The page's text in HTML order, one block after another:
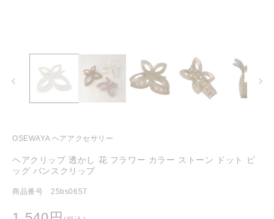
OSEWAYA ヘアアクセサリー
ヘアクリップ 透かし 花 フラワー カラー ストーン ドット ビ
ッグ バンスクリップ
商品番号 25bs0657
通